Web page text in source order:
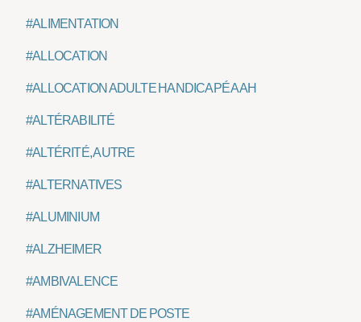
#ALIMENTATION
#ALLOCATION
#ALLOCATION ADULTE HANDICAPÉ AAH
#ALTÉRABILITÉ
#ALTÉRITÉ, AUTRE
#ALTERNATIVES
#ALUMINIUM
#ALZHEIMER
#AMBIVALENCE
#AMÉNAGEMENT DE POSTE